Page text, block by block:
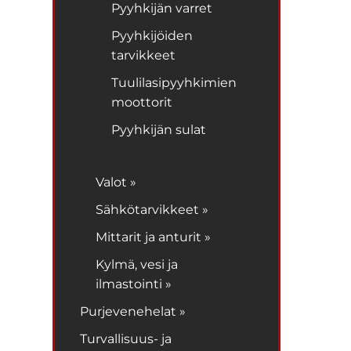
Pyyhkijän varret
Pyyhkijöiden
tarvikkeet
Tuulilasipyyhkimien
moottorit
Pyyhkijän sulat
Valot »
Sähkötarvikkeet »
Mittarit ja anturit »
Kylmä, vesi ja
ilmastointi »
Purjevenehelat »
Turvallisuus- ja